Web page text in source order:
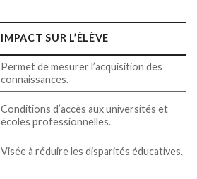
IMPACT SUR L’ÉLÈVE
Permet de mesurer l’acquisition des
connaissances.
Conditions d’accès aux universités et
écoles professionnelles.
Visée à réduire les disparités éducatives.